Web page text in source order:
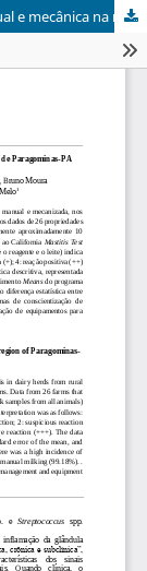
Mastite bovina em sistemas de ordenha manual e mecânica na microrregião de Paragominas-PA